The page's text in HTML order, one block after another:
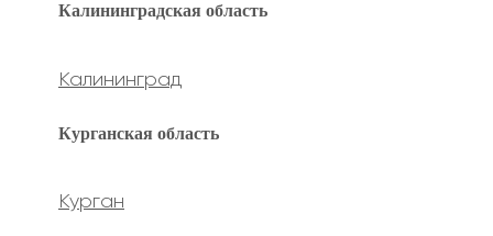
Калининградская область
Калининград
Курганская область
Курган